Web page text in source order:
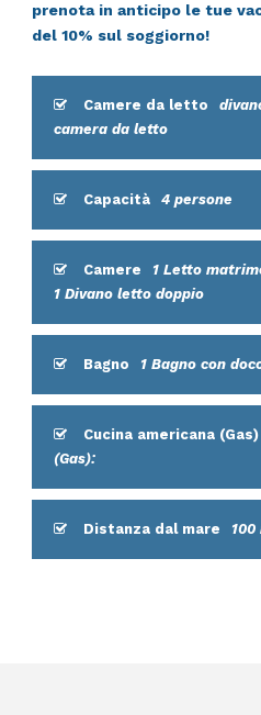
prenota in anticipo le tue
del 10% sul soggiorno!
Camere da letto
camera da letto
Capacità 4 persone
Camere
1 Letto
1 Divano letto doppio
Bagno 1 Bagno con
Cucina americana (Gas)
(Gas):
Distanza dal mare